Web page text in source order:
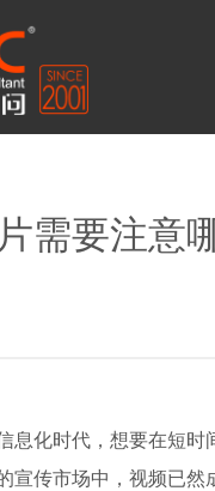
需要注意
息化时代，想要在短
宣传市场中，视频已